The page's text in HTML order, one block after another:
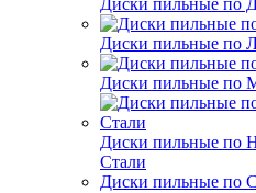
Диски пильные по
Диски пильные по
Диски пильные по
Диски пильные по
Стали
Диски пильные по